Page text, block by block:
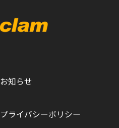
お知らせ
プライバシーポリシー